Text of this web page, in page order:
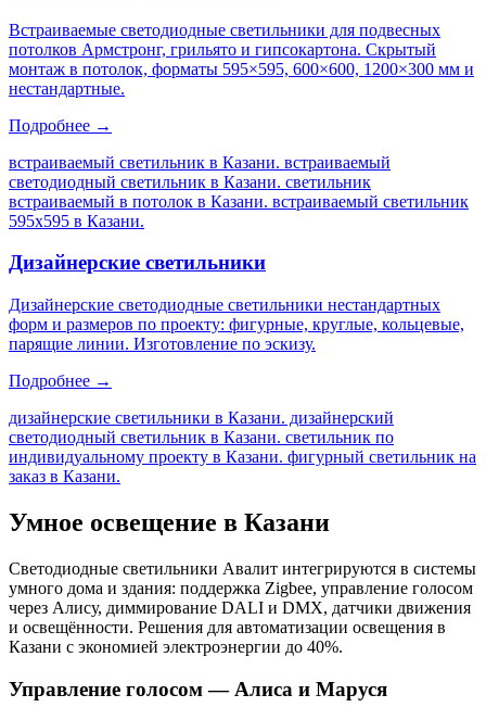
Встраиваемые светодиодные светильники для подвесных
потолков Армстронг, грильято и гипсокартона. Скрытый
монтаж в потолок, форматы 595×595, 600×600, 1200×300 мм и
нестандартные.
Подробнее →
встраиваемый светильник в Казани. встраиваемый
светодиодный светильник в Казани. светильник
встраиваемый в потолок в Казани. встраиваемый светильник
595х595 в Казани.
Дизайнерские светильники
Дизайнерские светодиодные светильники нестандартных
форм и размеров по проекту: фигурные, круглые, кольцевые,
парящие линии. Изготовление по эскизу.
Подробнее →
дизайнерские светильники в Казани. дизайнерский
светодиодный светильник в Казани. светильник по
индивидуальному проекту в Казани. фигурный светильник на
заказ в Казани.
Умное освещение в Казани
Светодиодные светильники Авалит интегрируются в системы
умного дома и здания: поддержка Zigbee, управление голосом
через Алису, диммирование DALI и DMX, датчики движения
и освещённости. Решения для автоматизации освещения в
Казани с экономией электроэнергии до 40%.
Управление голосом — Алиса и Маруся